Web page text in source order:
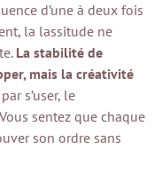
d’une à deux fois
la lassitude ne
La stabilité de
mais la créativité
s’user, le
sentez que chaque
son ordre sans